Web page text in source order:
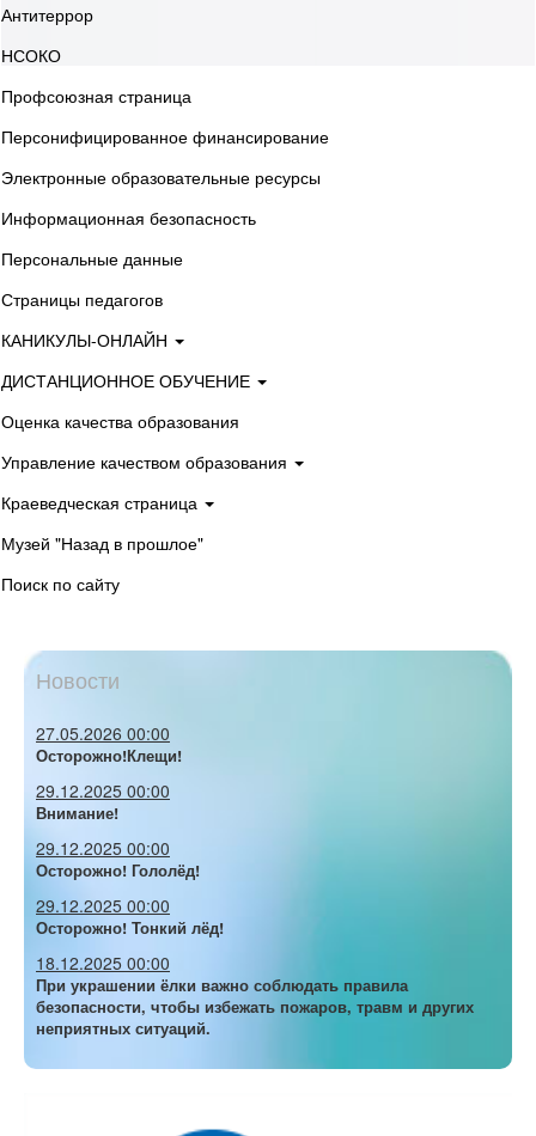
Антитеррор
НСОКО
Профсоюзная страница
Персонифицированное финансирование
Электронные образовательные ресурсы
Информационная безопасность
Персональные данные
Страницы педагогов
КАНИКУЛЫ-ОНЛАЙН
ДИСТАНЦИОННОЕ ОБУЧЕНИЕ
Оценка качества образования
Управление качеством образования
Краеведческая страница
Музей "Назад в прошлое"
Поиск по сайту
Новости
27.05.2026 00:00
Осторожно!Клещи!
29.12.2025 00:00
Внимание!
29.12.2025 00:00
Осторожно! Гололёд!
29.12.2025 00:00
Осторожно! Тонкий лёд!
18.12.2025 00:00
При украшении ёлки важно соблюдать правила
безопасности, чтобы избежать пожаров, травм и других
неприятных ситуаций.